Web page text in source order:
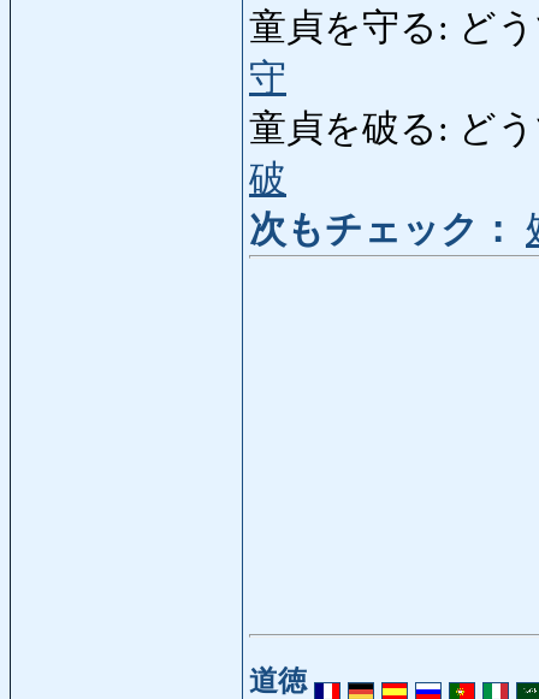
童貞を守る: どう
守
童貞を破る: どう
破
次もチェック：
道徳